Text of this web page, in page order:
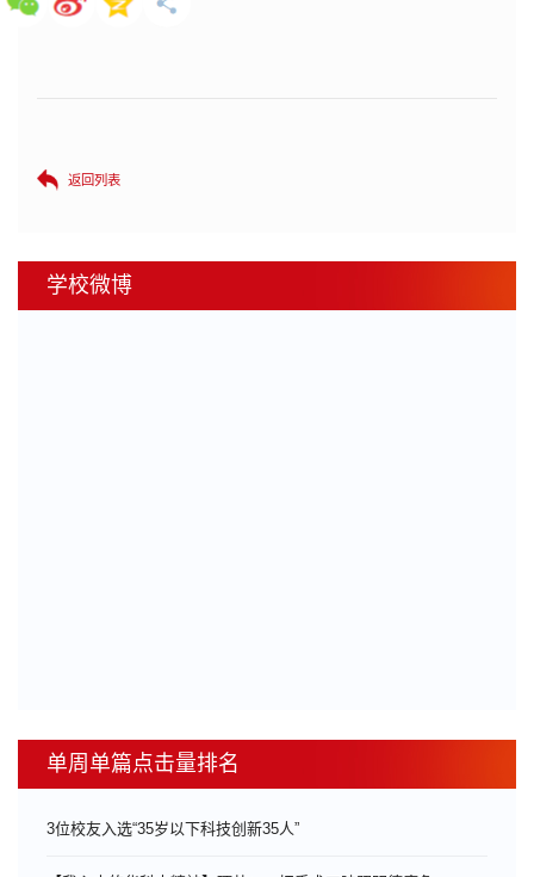
返回列表
学校微博
单周单篇点击量排名
3位校友入选“35岁以下科技创新35人”